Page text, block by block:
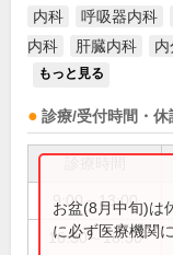
内科 呼吸器内科
内科
肝臓内科
もっと見る
診療/受付時間・休
9:00～13:00
16:30～18:30
お盆(8月中旬)は
に必ず医療機関